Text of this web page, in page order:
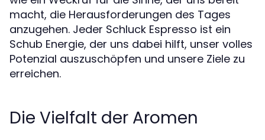
macht, die Herausforderungen des Tages
anzugehen. Jeder Schluck Espresso ist ein
Schub Energie, der uns dabei hilft, unser volles
Potenzial auszuschöpfen und unsere Ziele zu
erreichen.
Die Vielfalt der Aromen